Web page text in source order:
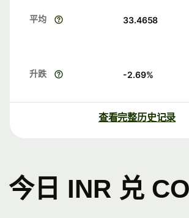
平均 33.4658
升跌 -2.69%
查看完整历史记录
今日 INR 兑